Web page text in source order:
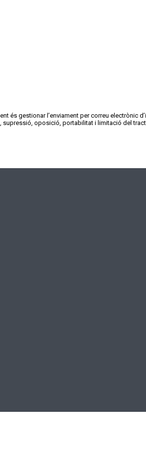
és gestionar l’enviament per correu electrònic
oposició, portabilitat i limitació del